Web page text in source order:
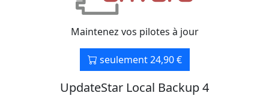
Maintenez vos pilotes à jour
seulement 24,90 €
UpdateStar Local Backup 4